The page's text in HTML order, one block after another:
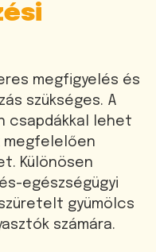
megfigyelés és
szükséges. A
csapdákkal lehet
megfelelően
Különösen
egészségügyi
gyümölcs
számára.